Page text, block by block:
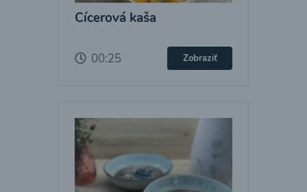
Cícerová kaša
00:25 Zobraziť